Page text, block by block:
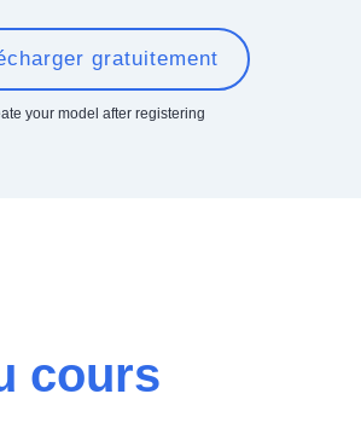
gratuitement
your model after registering
cours